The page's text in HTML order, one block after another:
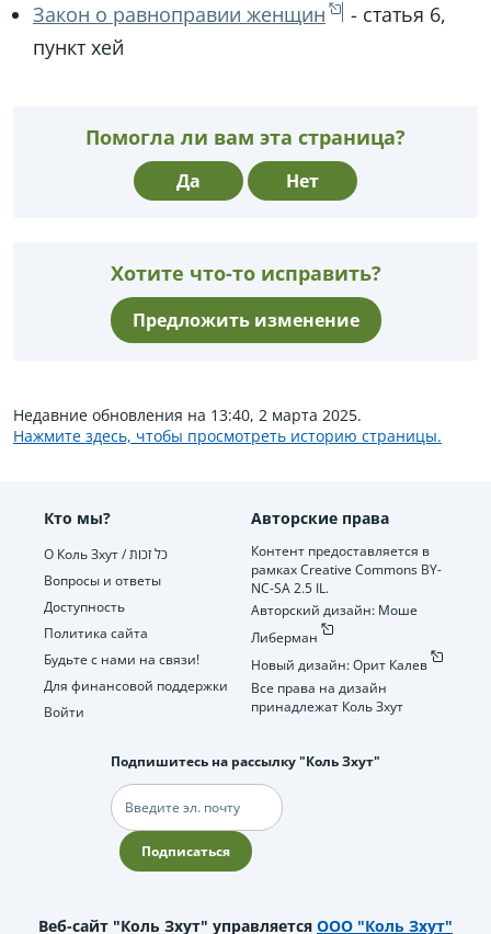
Закон о равноправии женщин
- статья 6,
пункт хей
Помогла ли вам эта страница?
Да Нет
Хотите что-то исправить?
Предложить изменение
Недавние обновления на 13:40, 2 марта 2025.
Нажмите здесь, чтобы просмотреть историю страницы.
Кто мы?
О Коль Зхут / כל זכות
Вопросы и ответы
Доступность
Политика сайта
Будьте с нами на связи!
Для финансовой поддержки
Войти
Авторские права
Контент предоставляется в
рамках Creative Commons BY-
NC-SA 2.5 IL.
Авторский дизайн: Моше
Либерман
Новый дизайн: Орит Калев
Все права на дизайн
принадлежат Коль Зхут
Подпишитесь на рассылку "Коль Зхут"
Электронная
почта
Подписаться
Веб-сайт "Коль Зхут" управляется ООО "Коль Зхут"